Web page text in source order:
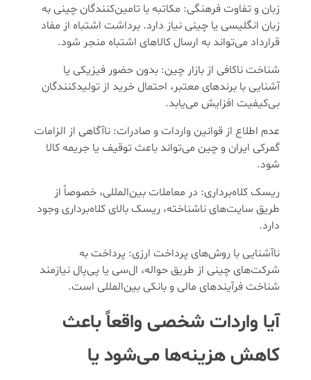
زبان و تفاوت فرهنگی: مکاتبه با تامین‌کنندگان چینی به
زبان انگلیسی یا چینی نیاز دارد. برداشت اشتباه از مفاد
قرارداد می‌تواند به ارسال کالاهای اشتباه منجر شود.
شناخت ناکافی از بازار چین: بدون حضور فیزیکی یا
آشنایی با برندهای معتبر، احتمال خرید از تولیدکنندگان
بی‌کیفیت افزایش می‌یابد.
عدم اطلاع از قوانین واردات و صادرات: ناآگاهی از الزامات
گمرکی ایران و چین می‌تواند باعث توقیف یا جریمه کالا
شود.
ریسک کلاه‌برداری: در معاملات بین‌المللی، خصوصاً از
طریق سایت‌های ناشناخته، ریسک بالای کلاه‌برداری وجود
دارد.
ناآشنایی با روش‌های پرداخت ارزی: پرداخت به
شرکت‌های چینی از طریق حواله، ال‌سی یا پی‌پال نیازمند
شناخت فرآیندهای مالی و بانکی بین‌المللی است.
آیا واردات شخصی واقعاً باعث
کاهش هزینه‌ها می‌شود یا